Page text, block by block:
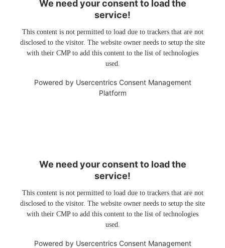
We need your consent to load the
service!
This content is not permitted to load due to trackers that are not
disclosed to the visitor. The website owner needs to setup the site
with their CMP to add this content to the list of technologies
used.
Powered by Usercentrics Consent Management
Platform
We need your consent to load the
service!
This content is not permitted to load due to trackers that are not
disclosed to the visitor. The website owner needs to setup the site
with their CMP to add this content to the list of technologies
used.
Powered by Usercentrics Consent Management